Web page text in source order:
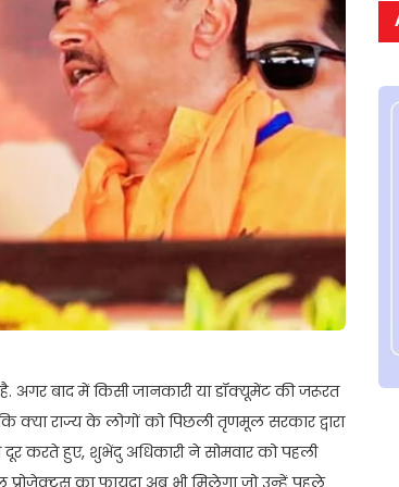
अगर बाद में किसी जानकारी या डॉक्यूमेंट की जरूरत
क्या राज्य के लोगों को पिछली तृणमूल सरकार द्वारा
करते हुए, शुभेंदु अधिकारी ने सोमवार को पहली
का फायदा अब भी मिलेगा जो उन्हें पहले